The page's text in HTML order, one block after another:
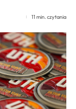
11 min. czytania